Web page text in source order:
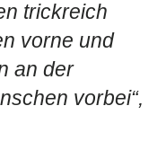
trickreich
vorne und
an der
vorbei“,